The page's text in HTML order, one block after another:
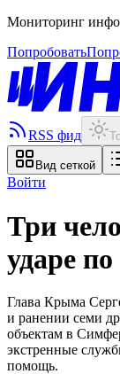
Мониторинг
Попробовать
RSS фид
Вид сеткой
Войти
Три
ударе
Глава Крыма
и ранении семи
объектам в
экстренные
помощь.